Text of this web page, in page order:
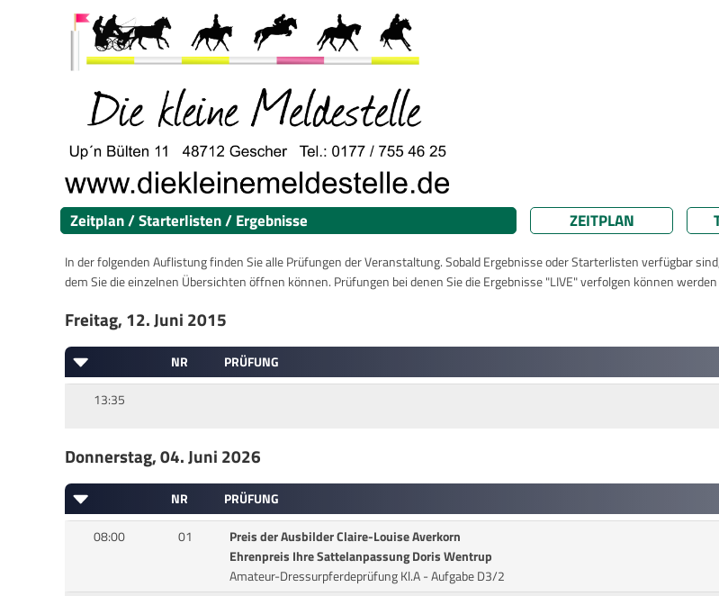
Zeitplan / Starterlisten / Ergebnisse ZEITPLAN
In der folgenden Auflistung finden Sie alle Prüfungen der Veranstaltung. Sobald Ergebnisse oder Starterlisten verfügbar
dem Sie die einzelnen Übersichten öffnen können. Prüfungen bei denen Sie die Ergebnisse "LIVE" verfolgen können
Freitag, 12. Juni 2015
NR PRÜFUNG
13:35
Donnerstag, 04. Juni 2026
NR PRÜFUNG
08:00
01
Preis der Ausbilder Claire-Louise Averkorn
Ehrenpreis Ihre Sattelanpassung Doris Wentrup
Amateur-Dressurpferdeprüfung Kl.A - Aufgabe D3/2